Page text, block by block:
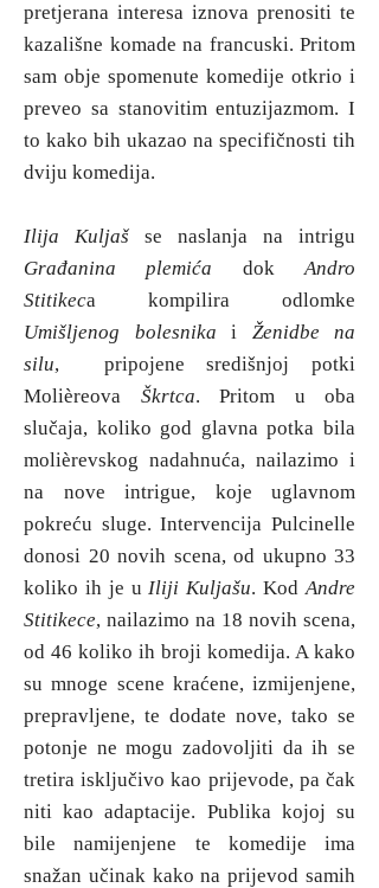
pretjerana interesa iznova prenositi te
kazališne komade na francuski. Pritom
sam obje spomenute komedije otkrio i
preveo sa stanovitim entuzijazmom. I
to kako bih ukazao na specifičnosti tih
dviju komedija.
Ilija Kuljaš se naslanja na intrigu
Građanina plemića dokAndro
Stitikeca kompilira odlomke
Umišljenog bolesnika i Ženidbe na
silu, pripojene središnjoj potki
Molièreova Škrtca. Pritom u oba
slučaja, koliko god glavna potka bila
molièrevskog nadahnuća, nailazimo i
na nove intrigue, koje uglavnom
pokreću sluge. Intervencija Pulcinelle
donosi 20 novih scena, od ukupno 33
koliko ih je uIliji Kuljašu. KodAndre
Stitikece, nailazimo na 18 novih scena,
od 46 koliko ih broji komedija. A kako
su mnoge scene kraćene, izmijenjene,
prepravljene, te dodate nove, tako se
potonje ne mogu zadovoljiti da ih se
tretira isključivo kao prijevode, pa čak
niti kao adaptacije. Publika kojoj su
bile namijenjene te komedije ima
snažan učinak kako na prijevod samih